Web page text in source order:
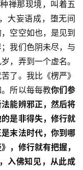
禅那现境，叫着五
大妄语成，堕无间
空空如也，是见到
我们色阴未尽，与
，弄到一个虚名。
了。我比《楞严》
所以每每教你们参
能辨邪正，然后将
是非得失，修行就
末法时代，你到哪
，修行就有把握，
入佛知见，从此成